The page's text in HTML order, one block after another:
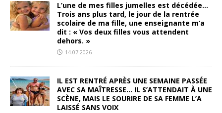
L’une de mes filles jumelles est décédée…
Trois ans plus tard, le jour de la rentrée
scolaire de ma fille, une enseignante m’a
dit : « Vos deux filles vous attendent
dehors. »
14.07.2026
IL EST RENTRÉ APRÈS UNE SEMAINE PASSÉE
AVEC SA MAÎTRESSE… IL S’ATTENDAIT À UNE
SCÈNE, MAIS LE SOURIRE DE SA FEMME L’A
LAISSÉ SANS VOIX